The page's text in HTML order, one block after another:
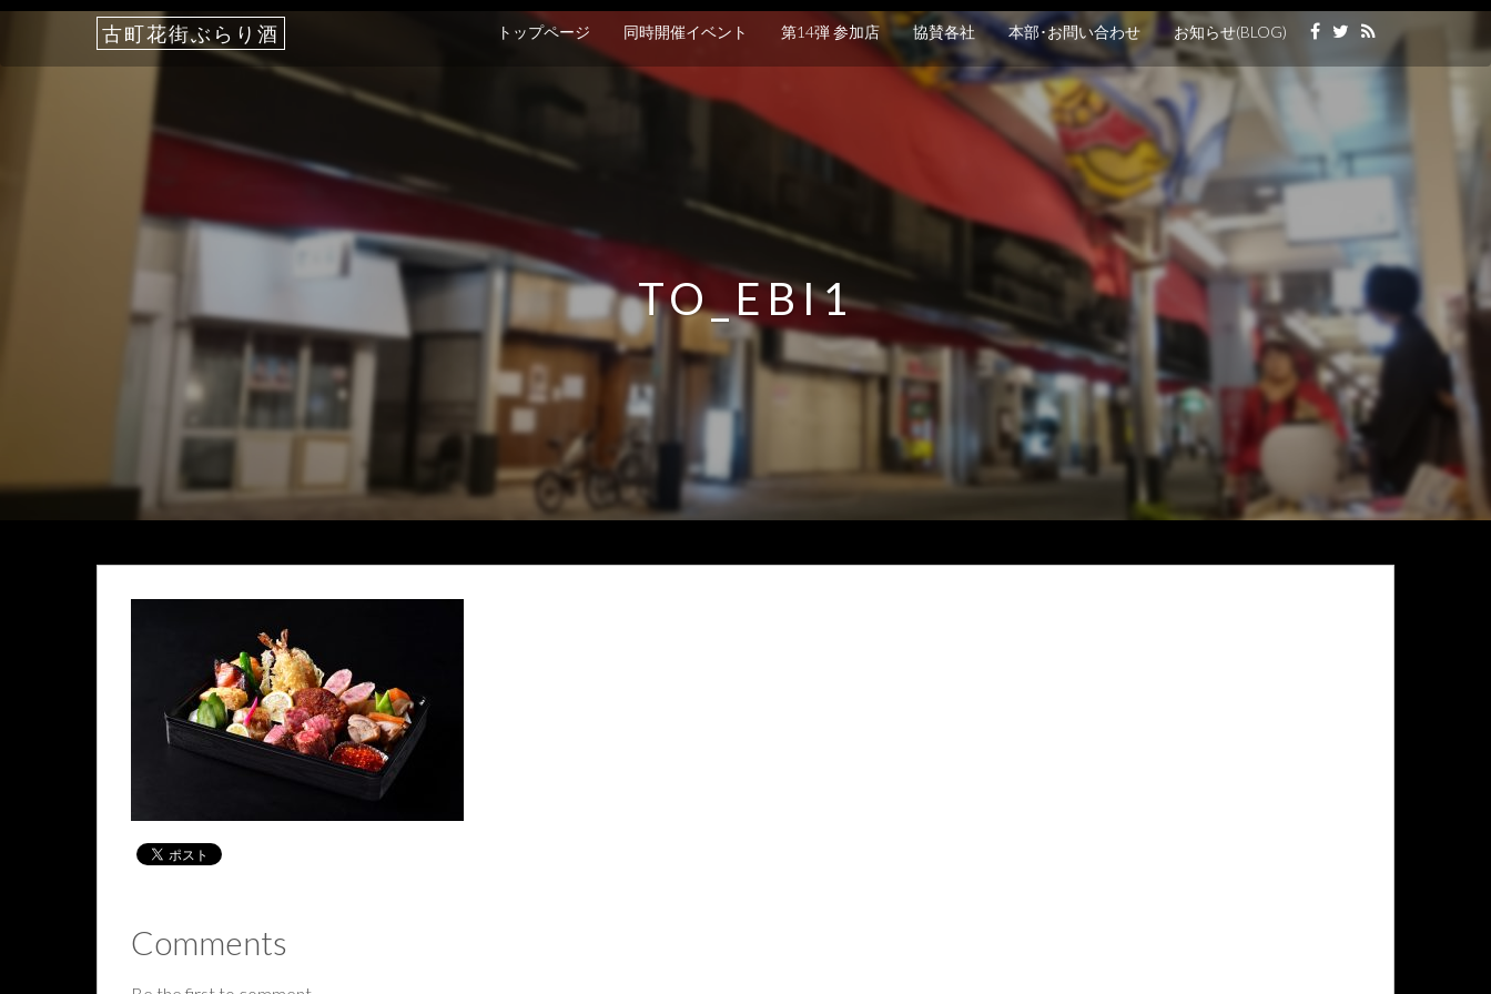
古町花街ぶらり酒 トップページ 同時開催イベント 第14弾 参加店 協賛各社 本部･お問い合わせ お知らせ(BLOG)
TO_EBI1
Comments